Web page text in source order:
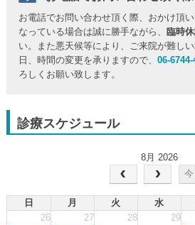
お電話でお問い合わせ頂く際、おかけ頂
なっている場合は誠に勝手ながら、
臨時
い。また悪天候等により、ご来院が難し
日、時間の変更を承りますので、06-6744-
ろしくお願い致します。
診療スケジュール
8月 2026
今
日 月 火 水
26
27 28 29